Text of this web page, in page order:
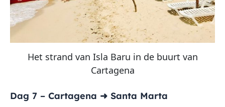
Het strand van Isla Baru in de buurt van
Cartagena
Dag 7 – Cartagena ➜ Santa Marta